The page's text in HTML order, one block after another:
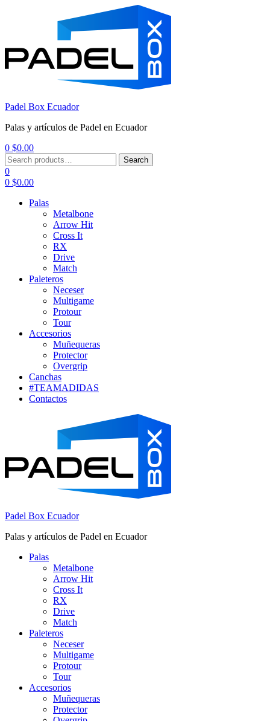
Padel Box Ecuador
Palas y artículos de Padel en Ecuador
0 $0.00
Menu
Search
for:
Search
0
0 $0.00
Palas
Metalbone
Arrow Hit
Cross It
RX
Drive
Match
Paleteros
Neceser
Multigame
Protour
Tour
Accesorios
Muñequeras
Protector
Overgrip
Canchas
#TEAMADIDAS
Contactos
Padel Box Ecuador
Palas y artículos de Padel en Ecuador
Palas
Metalbone
Arrow Hit
Cross It
RX
Drive
Match
Paleteros
Neceser
Multigame
Protour
Tour
Accesorios
Muñequeras
Protector